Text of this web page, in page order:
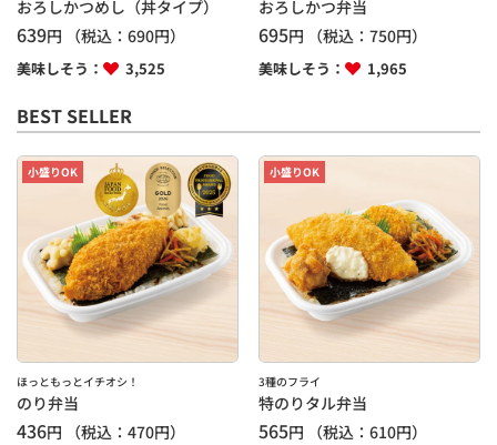
おろしかつめし（丼タイプ）
639円 （税込： 690円）
美味しそう： 3,525
おろしかつ弁当
695円 （税込：750円）
美味しそう： 1,965
BEST SELLER
小盛りOK
ほっともっとイチオシ！
のり弁当
436円 （税込： 470円）
小盛りOK
3種のフライ
特のりタル弁当
565円 （税込：610円）